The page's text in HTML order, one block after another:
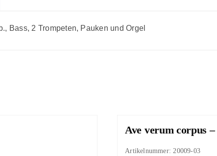
Bass, 2 Trompeten, Pauken und Orgel
Ave verum corpus
Artikelnummer:20009-03